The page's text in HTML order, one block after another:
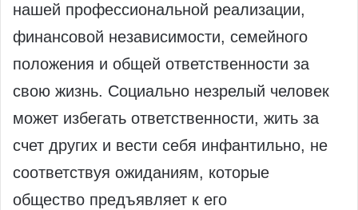
нашей профессиональной реализации,
финансовой независимости, семейного
положения и общей ответственности за
свою жизнь. Социально незрелый человек
может избегать ответственности, жить за
счет других и вести себя инфантильно, не
соответствуя ожиданиям, которые
общество предъявляет к его